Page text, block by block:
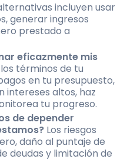
incluyen usar
generar ingresos
prestado a
eficazmente mis
términos de tu
en tu presupuesto,
intereses altos, haz
tu progreso.
de depender
Los riesgos
daño al puntaje de
deudas y limitación de